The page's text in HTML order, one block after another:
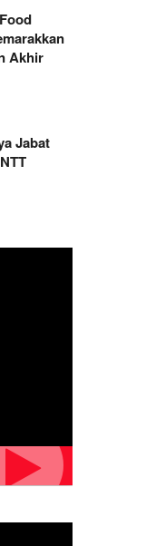
Akhir
Jabat